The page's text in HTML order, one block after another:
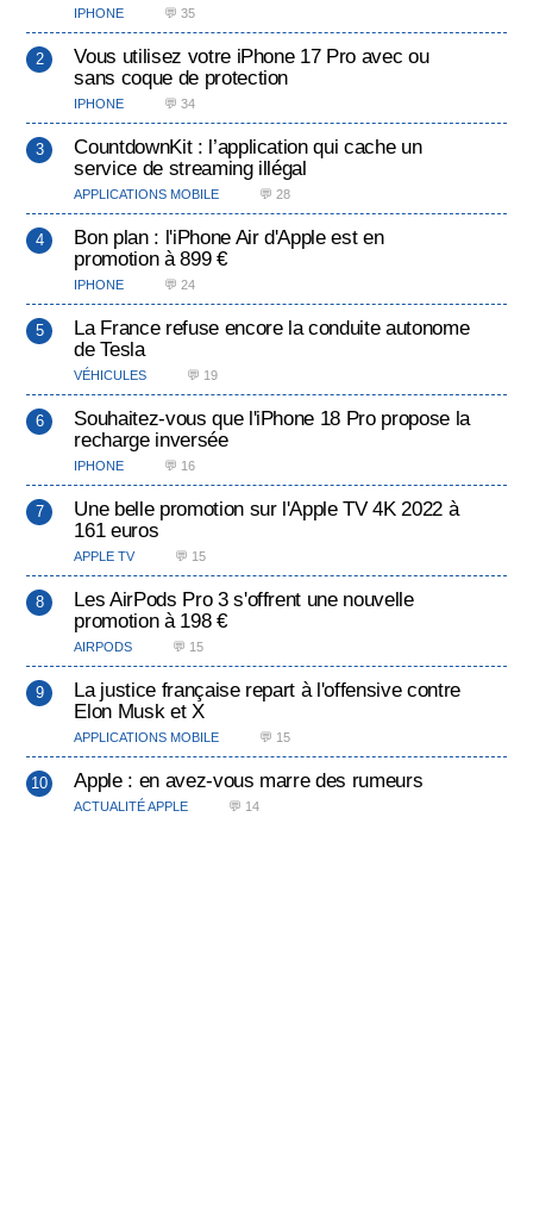
IPHONE 💬 35
Vous utilisez votre iPhone 17 Pro avec ou
sans coque de protection
IPHONE 💬 34
CountdownKit : l’application qui cache un
service de streaming illégal
APPLICATIONS MOBILE 💬 28
Bon plan : l'iPhone Air d'Apple est en
promotion à 899 €
IPHONE 💬 24
La France refuse encore la conduite autonome
de Tesla
VÉHICULES 💬 19
Souhaitez-vous que l'iPhone 18 Pro propose la
recharge inversée
IPHONE 💬 16
Une belle promotion sur l'Apple TV 4K 2022 à
161 euros
APPLE TV 💬 15
Les AirPods Pro 3 s'offrent une nouvelle
promotion à 198 €
AIRPODS 💬 15
La justice française repart à l'offensive contre
Elon Musk et X
APPLICATIONS MOBILE 💬 15
Apple : en avez-vous marre des rumeurs
ACTUALITÉ APPLE 💬 14